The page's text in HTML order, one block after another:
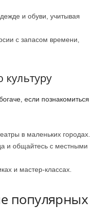
и обуви, учитывая
с запасом времени,
если познакомиться
в маленьких городах.
и общайтесь с местными
и мастер-классах.
популярных